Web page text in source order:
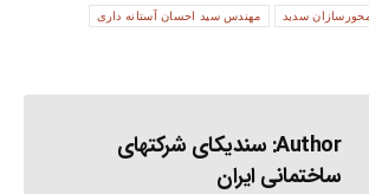
سدید مهندس سید احسان آستانه داری
Author: سندیکای شرکتهای
ساختمانی ایران